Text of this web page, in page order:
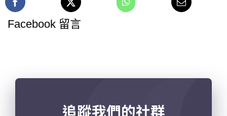
Facebook 留言
追蹤我們的社群